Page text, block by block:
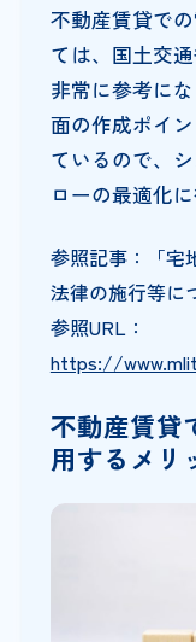
不動産賃貸で
ては、国土交
非常に参考に
面の作成ポイ
ているので、
ローの最適化に
参照記事：「宅
法律の施行等に
参照URL：
https://
不動産賃貸
用するメリ